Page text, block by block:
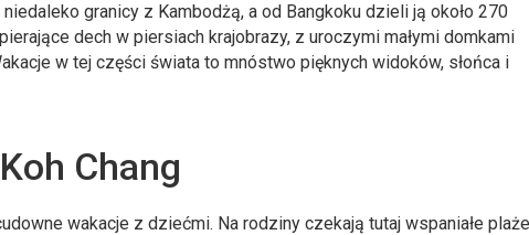
granicy z Kambodżą, a od Bangkoku dzieli ją około 270
dech w piersiach krajobrazy, z uroczymi małymi domkami
w tej części świata to mnóstwo pięknych widoków, słońca i
Chang
wakacje z dziećmi. Na rodziny czekają tutaj wspaniałe